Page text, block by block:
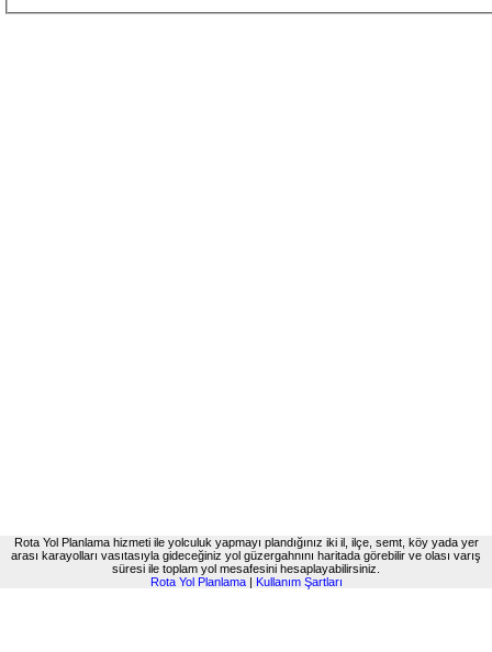
Rota Yol Planlama hizmeti ile yolculuk yapmayı plandığınız iki il, ilçe, semt, köy yada yer
arası karayolları vasıtasıyla gideceğiniz yol güzergahnını haritada görebilir ve olası varış
süresi ile toplam yol mesafesini hesaplayabilirsiniz.
Rota Yol Planlama| Kullanım Şartları